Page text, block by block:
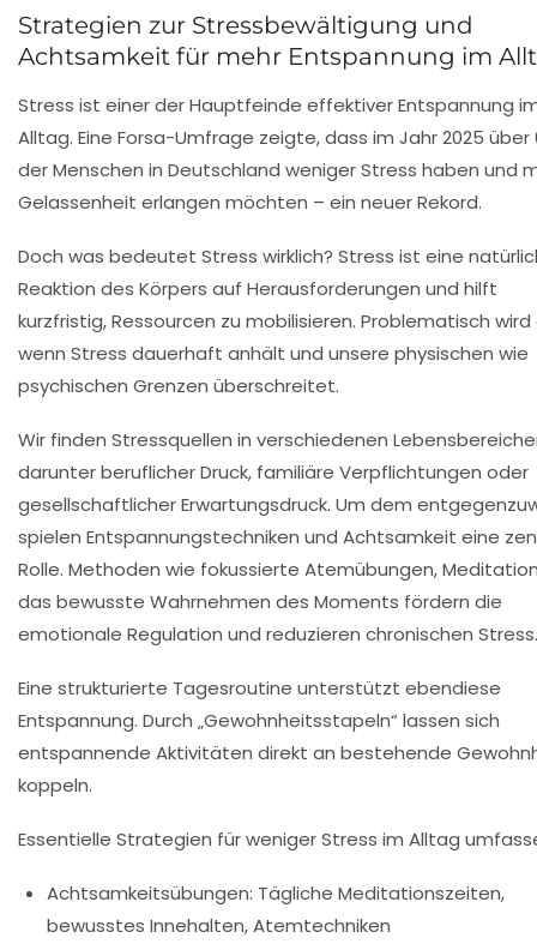
Strategien zur Stressbewältigung und
Achtsamkeit für mehr Entspannung im
Stress ist einer der Hauptfeinde effektiver Entspannung
Alltag. Eine Forsa-Umfrage zeigte, dass im Jahr 2025 über
der Menschen in Deutschland weniger Stress haben und
Gelassenheit erlangen möchten – ein neuer Rekord.
Doch was bedeutet Stress wirklich? Stress ist eine
Reaktion des Körpers auf Herausforderungen und hilft
kurzfristig, Ressourcen zu mobilisieren. Problematisch wird
wenn Stress dauerhaft anhält und unsere physischen wie
psychischen Grenzen überschreitet.
Wir finden Stressquellen in verschiedenen
darunter beruflicher Druck, familiäre Verpflichtungen oder
gesellschaftlicher Erwartungsdruck. Um dem
spielen Entspannungstechniken und Achtsamkeit eine
Rolle. Methoden wie fokussierte Atemübungen,
das bewusste Wahrnehmen des Moments fördern die
emotionale Regulation und reduzieren chronischen Stress.
Eine strukturierte Tagesroutine unterstützt ebendiese
Entspannung. Durch „Gewohnheitsstapeln“ lassen sich
entspannende Aktivitäten direkt an bestehende
koppeln.
Essentielle Strategien für weniger Stress im Alltag
Achtsamkeitsübungen: Tägliche Meditationszeiten,
bewusstes Innehalten, Atemtechniken